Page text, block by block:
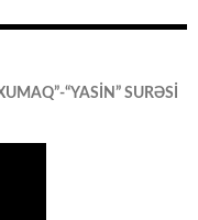
“YASİN” SURƏSİ